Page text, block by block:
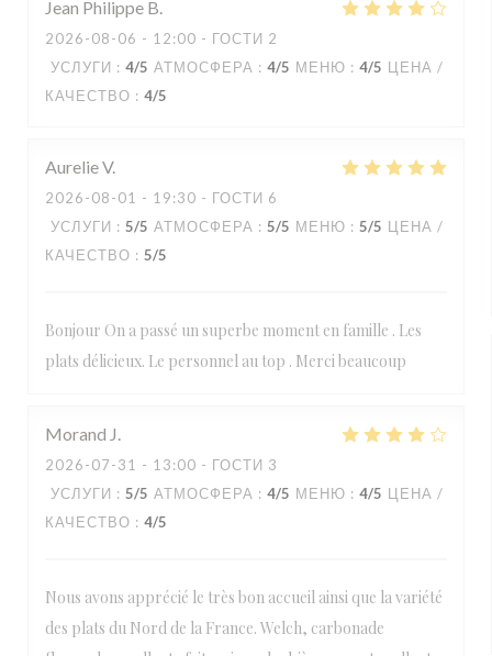
Jean Philippe B
2026-08-06 - 12:00 - ГОСТИ 2
УСЛУГИ : 4/5 АТМОСФЕРА : 4/5 МЕНЮ : 4/5 ЦЕНА /
КАЧЕСТВО : 4/5
AurelieV
2026-08-01 - 19:30 - ГОСТИ 6
УСЛУГИ : 5/5 АТМОСФЕРА : 5/5 МЕНЮ : 5/5 ЦЕНА /
КАЧЕСТВО : 5/5
Bonjour On a passé un superbe moment en famille . Les
plats délicieux. Le personnel au top . Merci beaucoup
Morand J
2026-07-31 - 13:00 - ГОСТИ 3
УСЛУГИ : 5/5 АТМОСФЕРА : 4/5 МЕНЮ : 4/5 ЦЕНА /
КАЧЕСТВО : 4/5
Nous avons apprécié le très bon accueil ainsi que la variété
des plats du Nord de la France. Welch, carbonade